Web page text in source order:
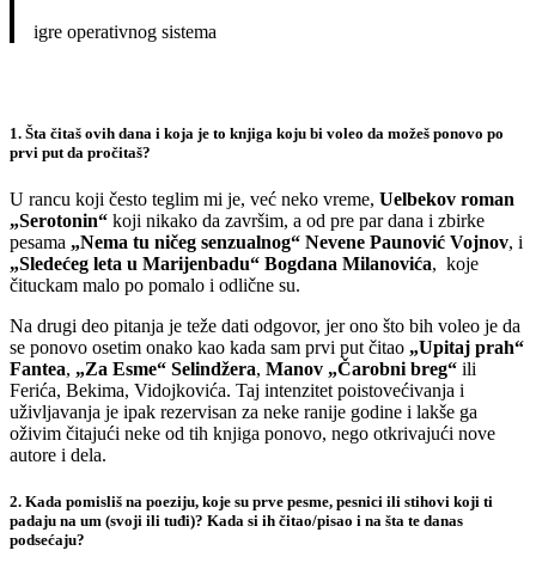
igre operativnog sistema
1. Šta čitaš ovih dana i koja je to knjiga koju bi voleo da možeš ponovo po
prvi put da pročitaš?
U rancu koji često teglim mi je, već neko vreme, Uelbekov roman
„Serotonin“ koji nikako da završim, a od pre par dana i zbirke
pesama „Nema tu ničeg senzualnog“ Nevene Paunović Vojnov, i
„Sledećeg leta u Marijenbadu“ Bogdana Milanovića, koje
čituckam malo po pomalo i odlične su.
Na drugi deo pitanja je teže dati odgovor, jer ono što bih voleo je da
se ponovo osetim onako kao kada sam prvi put čitao „Upitaj prah“
Fantea, „Za Esme“ Selindžera, Manov „Čarobni breg“ ili
Ferića, Bekima, Vidojkovića. Taj intenzitet poistovećivanja i
uživljavanja je ipak rezervisan za neke ranije godine i lakše ga
oživim čitajući neke od tih knjiga ponovo, nego otkrivajući nove
autore i dela.
2. Kada pomisliš na poeziju, koje su prve pesme, pesnici ili stihovi koji ti
padaju na um (svoji ili tuđi)? Kada si ih čitao/pisao i na šta te danas
podsećaju?